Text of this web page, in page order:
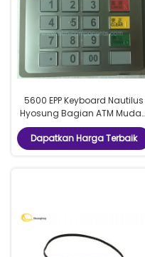
5600 EPP Keyboard Nautilus
Hyosung Bagian ATM Mudah
Digunakan Model 7128080008
Dapatkan Harga Terbaik